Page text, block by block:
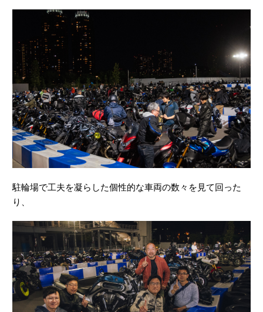
駐輪場で工夫を凝らした個性的な車両の数々を見て回った
り、